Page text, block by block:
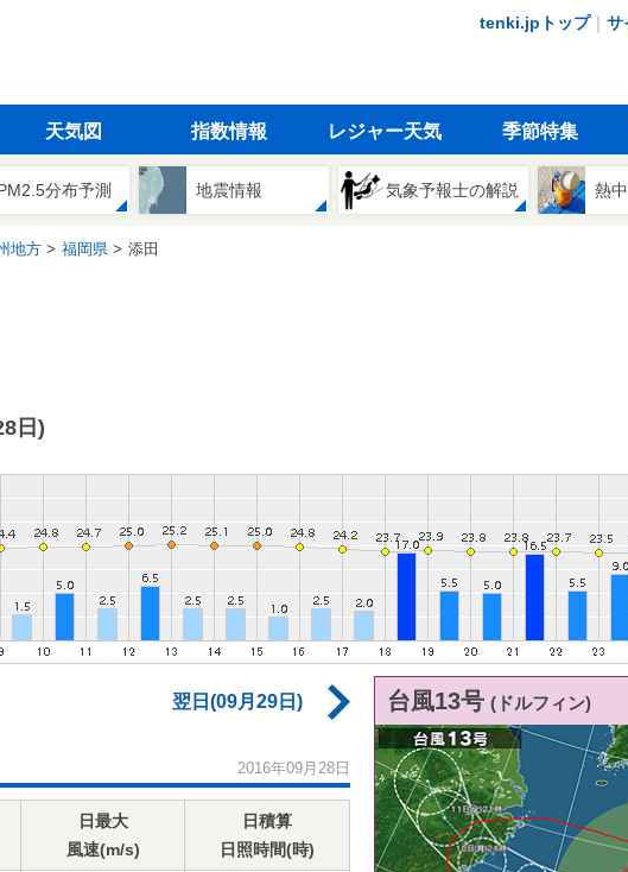
tenki.jpトップ｜ サ
天気図 指数情報 レジャー天気 季節特集
分布予測 地震情報 気象予報士の解説 熱
地方 福岡県 添田
日)
翌日(09月29日)
2016年09月28日
日最大
風速(m/s)
日積算
日照時間(時)
台風13号 (ドルフィン)